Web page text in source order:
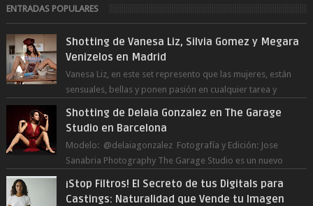
ENTRADAS POPULARES
Shotting de Vanesa Liz, Silvia Gomez y Megara
Venizelos en Madrid
Vanesa Liz, en este set represento que las mujeres, están
sensuales, bellas y ponen pasión en cualquier tarea y
Shotting de Delaia Gonzalez en The Garage
Studio en Barcelona
Modelo: @delaiagonzalez Fotografía y Edición: Jose
Sanabria Photography The Garage Studio es un nuevo
¡Stop Filtros! El Secreto de tus Digitals para
Castings: Naturalidad que Vende tu Imagen